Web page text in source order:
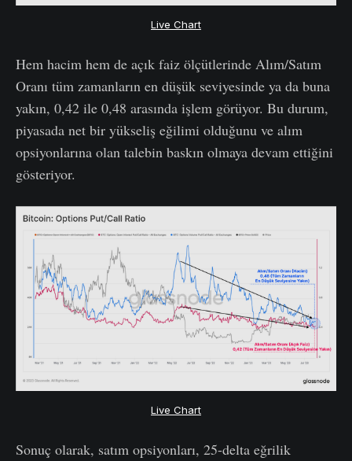
Live Chart
Hem hacim hem de açık faiz ölçütlerinde Alım/Satım
Oranı tüm zamanların en düşük seviyesinde ya da buna
yakın, 0,42 ile 0,48 arasında işlem görüyor. Bu durum,
piyasada net bir yükseliş eğilimi olduğunu ve alım
opsiyonlarına olan talebin baskın olmaya devam ettiğini
gösteriyor.
Live Chart
Sonuç olarak, satım opsiyonları, 25-delta eğrilik